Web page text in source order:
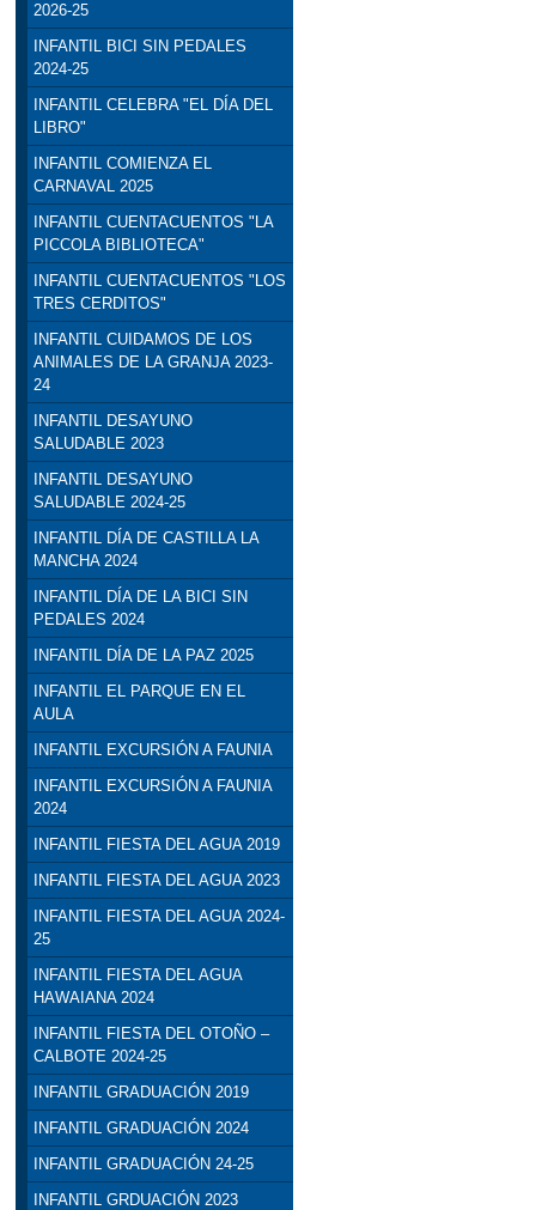
2026-25
INFANTIL BICI SIN PEDALES
2024-25
INFANTIL CELEBRA "EL DÍA DEL
LIBRO"
INFANTIL COMIENZA EL
CARNAVAL 2025
INFANTIL CUENTACUENTOS "LA
PICCOLA BIBLIOTECA"
INFANTIL CUENTACUENTOS "LOS
TRES CERDITOS"
INFANTIL CUIDAMOS DE LOS
ANIMALES DE LA GRANJA 2023-
24
INFANTIL DESAYUNO
SALUDABLE 2023
INFANTIL DESAYUNO
SALUDABLE 2024-25
INFANTIL DÍA DE CASTILLA LA
MANCHA 2024
INFANTIL DÍA DE LA BICI SIN
PEDALES 2024
INFANTIL DÍA DE LA PAZ 2025
INFANTIL EL PARQUE EN EL
AULA
INFANTIL EXCURSIÓN A FAUNIA
INFANTIL EXCURSIÓN A FAUNIA
2024
INFANTIL FIESTA DEL AGUA 2019
INFANTIL FIESTA DEL AGUA 2023
INFANTIL FIESTA DEL AGUA 2024-
25
INFANTIL FIESTA DEL AGUA
HAWAIANA 2024
INFANTIL FIESTA DEL OTOÑO –
CALBOTE 2024-25
INFANTIL GRADUACIÓN 2019
INFANTIL GRADUACIÓN 2024
INFANTIL GRADUACIÓN 24-25
INFANTIL GRDUACIÓN 2023